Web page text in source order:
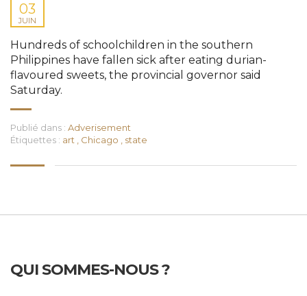
03
JUIN
Hundreds of schoolchildren in the southern
Philippines have fallen sick after eating durian-
flavoured sweets, the provincial governor said
Saturday.
Publié dans : Adverisement
Étiquettes : art Chicago state
QUI SOMMES-NOUS ?